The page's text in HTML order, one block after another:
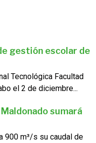
gestión escolar de
Tecnológica Facultad
el 2 de diciembre...
sumará
900 m³/s su caudal de